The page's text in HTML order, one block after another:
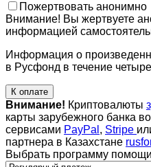
Пожертвовать анонимно
Внимание! Вы жертвуете
информацией
Информация о
в Русфонд в течение
К оплате
Внимание! Криптовалюты
карты зарубежного банка
сервисами PayPal , Stripe
партнера в Казахстане
Выбрать программу